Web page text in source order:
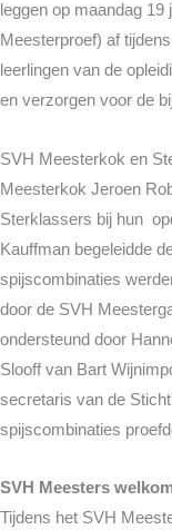
leggen op maandag
Meesterproef) af
leerlingen van de
en verzorgen voor de
SVH Meesterkok en
Meesterkok Jeroen
Sterklassers bij hun
Kauffman begeleidde
spijscombinaties
door de SVH
ondersteund door
Slooff van Bart
secretaris van de
spijscombinaties
SVH Meesters
Tijdens het SVH